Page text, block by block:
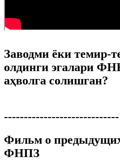
Заводми ёки темир-
олдинги эгалари
аҳволга солишган?
-----------------------------
Фильм о
ФНПЗ